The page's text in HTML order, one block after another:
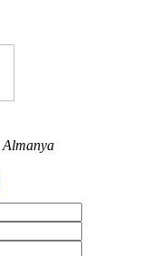
Almanya